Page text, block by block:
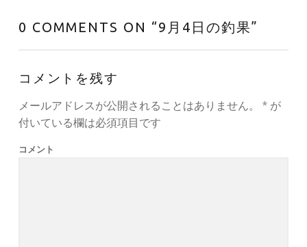
0 COMMENTS ON “9月4日の釣果”
コメントを残す
メールアドレスが公開されることはありません。 *が
付いている欄は必須項目です
コメント